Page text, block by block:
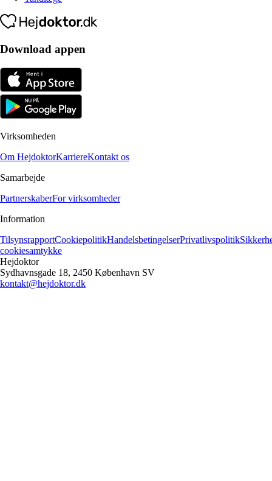
Download appen
Virksomheden
Om HejdoktorKarriereKontakt os
Samarbejde
PartnerskaberFor virksomheder
Information
TilsynsrapportCookiepolitikHandelsbetingelserPrivatlivspolitik
cookiesamtykke
Hejdoktor
Sydhavnsgade 18, 2450 København SV
kontakt@hejdoktor.dk